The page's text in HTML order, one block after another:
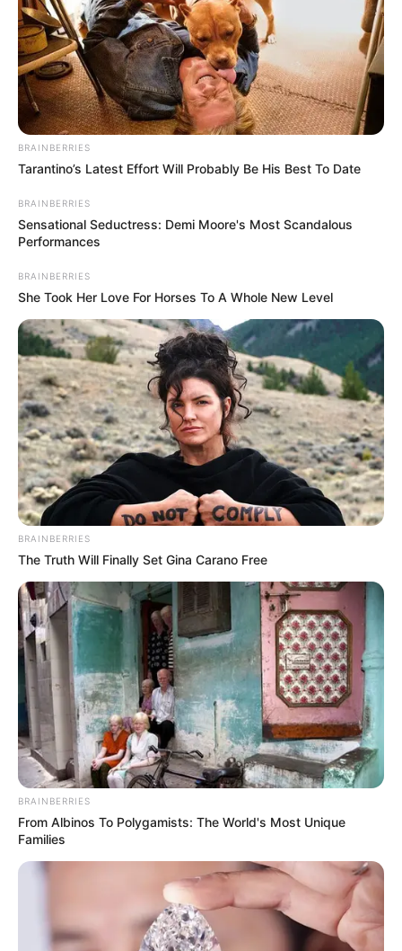
BRAINBERRIES
Tarantino’s Latest Effort Will Probably Be His Best To Date
BRAINBERRIES
Sensational Seductress: Demi Moore's Most Scandalous
Performances
BRAINBERRIES
She Took Her Love For Horses To A Whole New Level
BRAINBERRIES
The Truth Will Finally Set Gina Carano Free
BRAINBERRIES
From Albinos To Polygamists: The World's Most Unique
Families